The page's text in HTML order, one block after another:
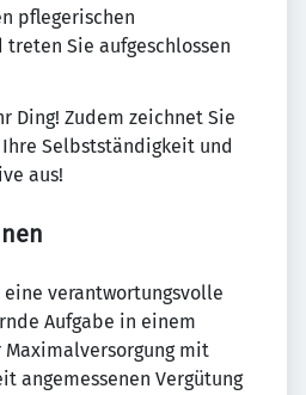
pflegerischen
treten Sie aufgeschlossen
Ding! Zudem zeichnet Sie
Selbstständigkeit und
aus!
verantwortungsvolle
Aufgabe in einem
Maximalversorgung mit
angemessenen Vergütung